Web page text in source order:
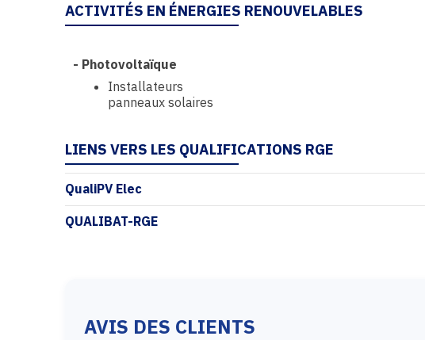
ACTIVITÉS EN ÉNERGIES RENOUVELABLES
- Photovoltaïque
Installateurs
panneaux solaires
LIENS VERS LES QUALIFICATIONS RGE
QualiPV Elec
QUALIBAT-RGE
AVIS DES CLIENTS